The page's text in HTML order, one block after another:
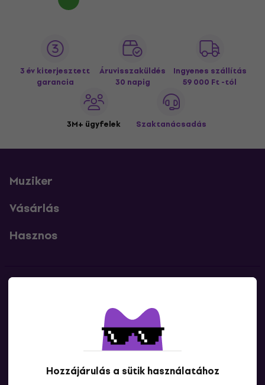
Hozzájárulás a sütik használatához
3 év kiterjesztett
garancia
Áruvisszaküldés
30 napig
Ingyenes szállítás
59 000 Ft -tól
3M+ ügyfelek Szaktanácsadás
Muziker
Vásárlás
Hasznos
Lépj kapcsolatba velünk